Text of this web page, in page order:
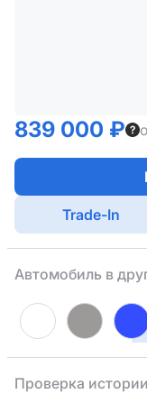
839 000 ₽
Trade-In
Автомобиль в
Проверка истории